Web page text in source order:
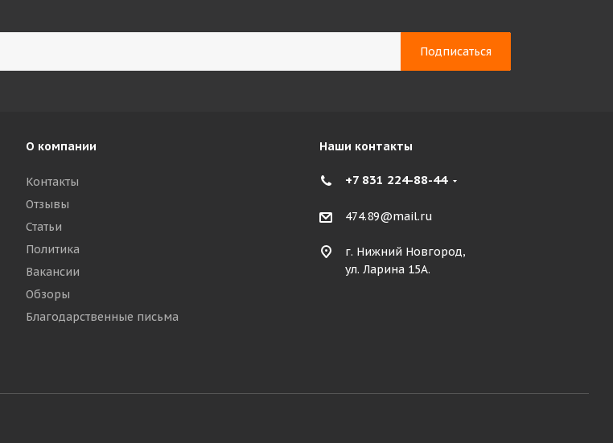
О компании
Контакты
Отзывы
Статьи
Политика
Вакансии
Обзоры
Благодарственные письма
Наши контакты
+7 831 224-88-44
474.89@mail.ru
г. Нижний Новгород,
ул. Ларина 15А.